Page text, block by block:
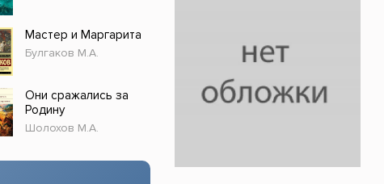
Мастер и Маргарита
Булгаков М.А.
Они сражались за
Родину
Шолохов М.А.